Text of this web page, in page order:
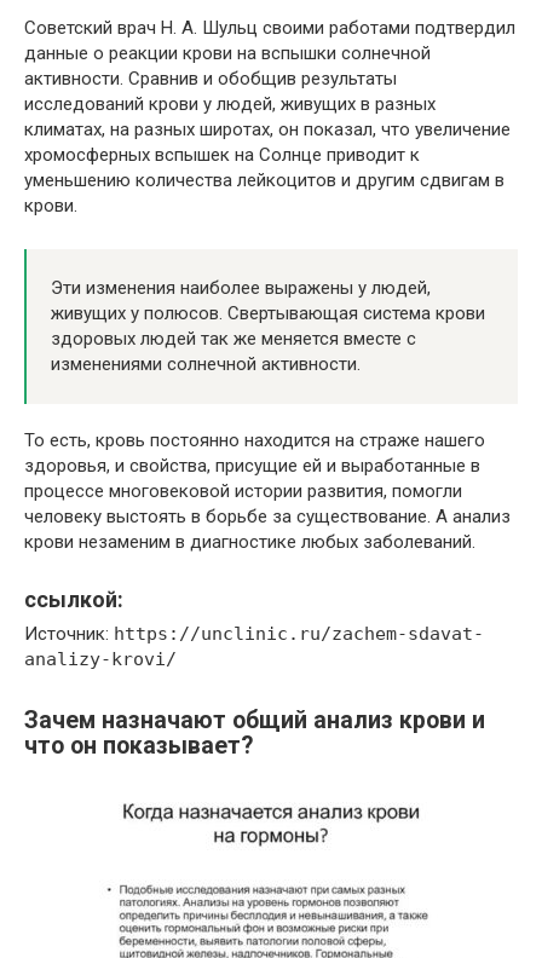
Советский врач Н. А. Шульц своими работами подтвердил
данные о реакции крови на вспышки солнечной
активности. Сравнив и обобщив результаты
исследований крови у людей, живущих в разных
климатах, на разных широтах, он показал, что увеличение
хромосферных вспышек на Солнце приводит к
уменьшению количества лейкоцитов и другим сдвигам в
крови.
Эти изменения наиболее выражены у людей,
живущих у полюсов. Свертывающая система крови
здоровых людей так же меняется вместе с
изменениями солнечной активности.
То есть, кровь постоянно находится на страже нашего
здоровья, и свойства, присущие ей и выработанные в
процессе многовековой истории развития, помогли
человеку выстоять в борьбе за существование. А анализ
крови незаменим в диагностике любых заболеваний.
ссылкой:
Источник: https://unclinic.ru/zachem-sdavat-
analizy-krovi/
Зачем назначают общий анализ крови и
что он показывает?